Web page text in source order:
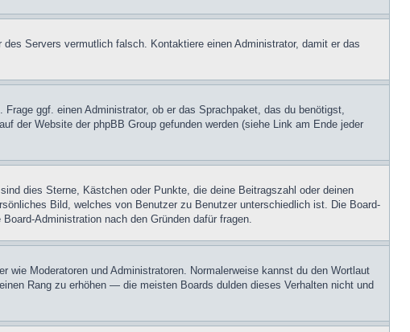
Servers vermutlich falsch. Kontaktiere einen Administrator, damit er das
ggf. einen Administrator, ob er das Sprachpaket, das du benötigst,
der Website der phpBB Group gefunden werden (siehe Link am Ende jeder
dies Sterne, Kästchen oder Punkte, die deine Beitragszahl oder deinen
Bild, welches von Benutzer zu Benutzer unterschiedlich ist. Die Board-
Administration nach den Gründen dafür fragen.
Moderatoren und Administratoren. Normalerweise kannst du den Wortlaut
Rang zu erhöhen — die meisten Boards dulden dieses Verhalten nicht und